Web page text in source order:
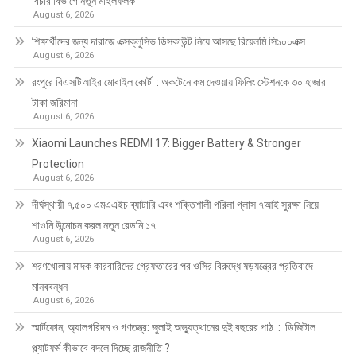
August 6, 2026
শিক্ষার্থীদের জন্য দারাজে এক্সক্লুসিভ ডিসকাউন্ট নিয়ে আসছে রিয়েলমি সি১০০এক্স
August 6, 2026
রংপুরে বিএসটিআইর মোবাইল কোর্ট : অকটেনে কম দেওয়ায় ফিলিং স্টেশনকে ৩০ হাজার
টাকা জরিমানা
August 6, 2026
Xiaomi Launches REDMI 17: Bigger Battery & Stronger
Protection
August 6, 2026
দীর্ঘস্থায়ী ৭,৫০০ এমএএইচ ব্যাটারি এবং শক্তিশালী গরিলা গ্লাস ৭আই সুরক্ষা নিয়ে
শাওমি উন্মোচন করল নতুন রেডমি ১৭
August 6, 2026
শরণখোলায় মাদক কারবারিদের গ্রেফতারের পর ওসির বিরুদ্ধে ষড়যন্ত্রের প্রতিবাদে
মানববন্ধন
August 6, 2026
স্মার্টফোন, অ্যালগরিদম ও গণতন্ত্র: জুলাই অভ্যুত্থানের দুই বছরের পাঠ : ডিজিটাল
প্ল্যাটফর্ম কীভাবে বদলে দিচ্ছে রাজনীতি ?